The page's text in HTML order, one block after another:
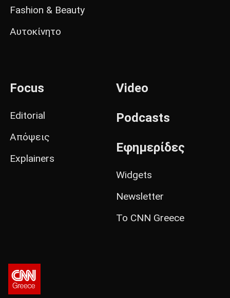
Fashion & Beauty
Αυτοκίνητο
Focus
Editorial
Απόψεις
Explainers
Video
Podcasts
Εφημερίδες
Widgets
Newsletter
Το CNN Greece